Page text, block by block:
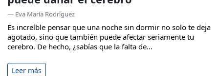
— Eva María Rodríguez
Es increíble pensar que una noche sin dormir no solo te deja
agotado, sino que también puede afectar seriamente tu
cerebro. De hecho, ¿sabías que la falta de...
Leer más